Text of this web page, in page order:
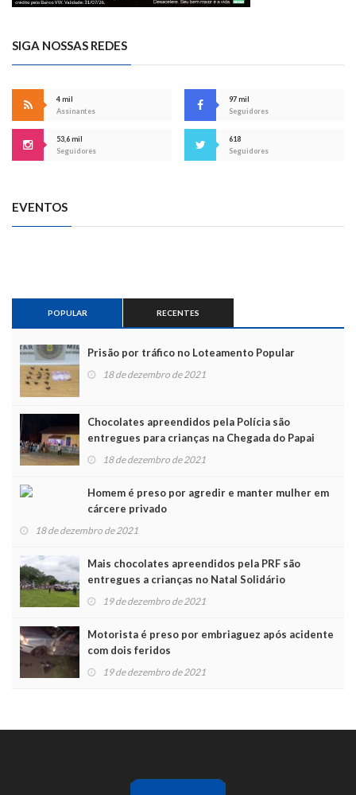
SIGA NOSSAS REDES
4 mil
Assinantes
97 mil
Seguidores
53,6 mil
Seguidores
618
Seguidores
EVENTOS
POPULAR RECENTES
Prisão por tráfico no Loteamento Popular
18 de dezembro de 2021
Chocolates apreendidos pela Polícia são
entregues para crianças na Chegada do Papai
Noel18 de dezembro de 2021
Homem é preso por agredir e manter mulher em
cárcere privado
18 de dezembro de 2021
Mais chocolates apreendidos pela PRF são
entregues a crianças no Natal Solidário
19 de dezembro de 2021
Motorista é preso por embriaguez após acidente
com dois feridos
19 de dezembro de 2021